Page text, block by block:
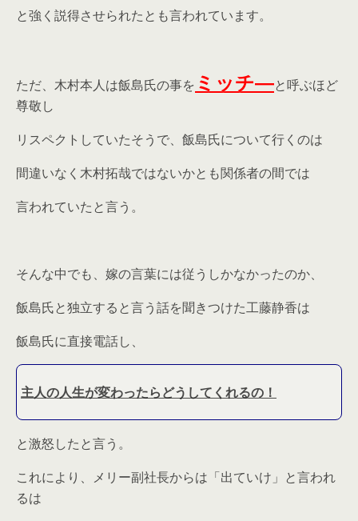
と強く説得させられたとも言われています。
ただ、木村本人は飯島氏の事を ミッチ―と呼ぶほど
尊敬し
リスペクトしていたそうで、飯島氏について行くのは
間違いなく木村拓哉ではないかとも関係者の間では
言われていたと言う。
そんな中でも、嫁の言葉には従うしかなかったのか、
飯島氏と独立すると言う話を聞きつけた工藤静香は
飯島氏に直接電話し、
主人の人生が変わったらどうしてくれるの！
と激怒したと言う。
これにより、メリー副社長からは「出ていけ」と言われ
るは